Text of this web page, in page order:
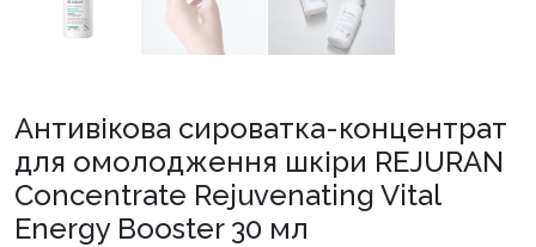
Антивікова сироватка-концентрат
для омолодження шкіри REJURAN
Concentrate Rejuvenating Vital
Energy Booster 30 мл